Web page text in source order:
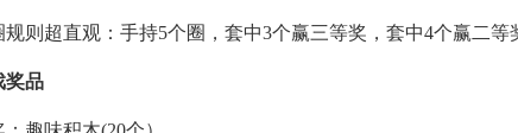
规则超直观：手持5个圈，套中3个赢三等奖，套中4个赢二等
奖品